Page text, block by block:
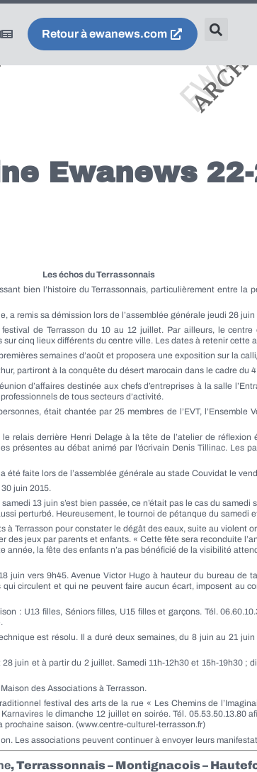
Retour à ewanews.com
Ewanews
Les échos du Terrassonnais
bien l’histoire du Terrassonnais, particulièrement entre la
a remis sa démission lors de l’assemblée générale jeudi 26
de Terrasson du 10 au 12 juillet. Par ailleurs, le
cinq lieux différents du centre ville. Les dates à retenir cette
semaines d’août et proposera une exposition sur la
partiront à la conquête du désert marocain dans le cadre du
d’affaires destinée aux chefs d’entreprises à la salle
de tous secteurs d’activité.
était chantée par 25 membres de l’EVT, l’Ensemble
relais derrière Henri Delage à la tête de l’atelier de
présentes au débat animé par l’écrivain Denis Tillinac. Les
été faite lors de l’assemblée générale au stade Couvidat le
juin 2015.
13 juin s’est bien passée, ce n’était pas le cas du samedi
perturbé. Heureusement, le tournoi de pétanque du samedi
à Terrasson pour constater le dégât des eaux, suite au violent
jeux par parents et enfants. « Cette fête sera reconduite
la fête des enfants n’a pas bénéficié de la visibilité
vers 9h45. Avenue Victor Hugo à hauteur du bureau de
circulent et qui ne peuvent faire aucun écart, imposent au
: U13 filles, Séniors filles, U15 filles et garçons. Tél.
est résolu. Il a duré deux semaines, du 8 juin au 21
juin et à partir du 2 juillet. Samedi 11h-12h30 et 15h-19h30 ;
des Associations à Terrasson.
festival des arts de la rue « Les Chemins de
le dimanche 12 juillet en soirée. Tél. 05.53.50.13.80
saison. (www.centre-culturel-terrasson.fr)
Les associations peuvent continuer à envoyer leurs
, Terrassonnais – Montignacois –